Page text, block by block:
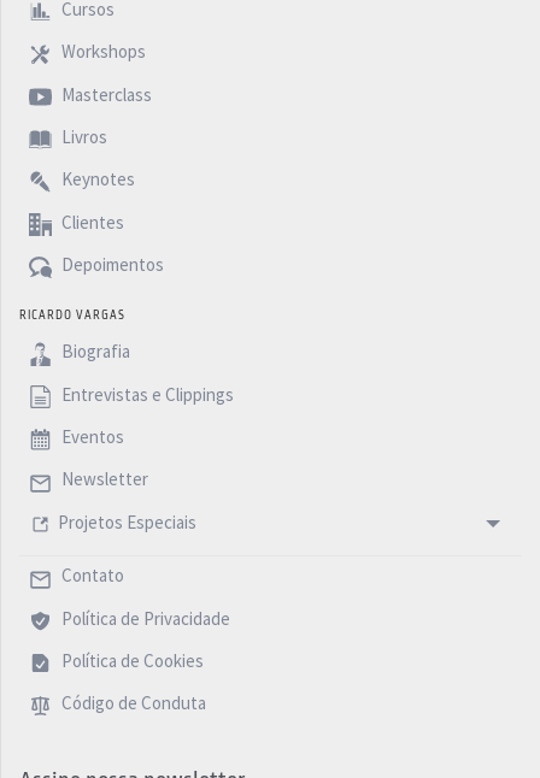
Cursos
Workshops
Masterclass
Livros
Keynotes
Clientes
Depoimentos
RICARDO VARGAS
Biografia
Entrevistas e Clippings
Eventos
Newsletter
Projetos Especiais
Contato
Política de Privacidade
Política de Cookies
Código de Conduta